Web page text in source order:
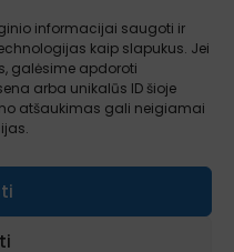
informacijai saugoti ir
kaip slapukus. Jei
galėsime apdoroti
arba unikalūs ID šioje
atšaukimas gali neigiamai
Atsiliepimai
ir taisyklės